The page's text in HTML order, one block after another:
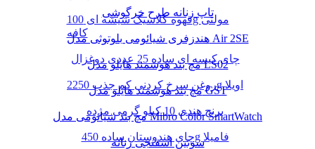
قهوه کلاسیک شیشه ای 100g مولتی
کافه
چای کیسه ای ساده 25 عددی دوغزال
روغن سرخ کردنی کم جذب 2250g اویلا
برنج هندی 10 کیلو گرمی مژده
چای هندوستان ساده 450g فامیلا
تاپ زنانه طرح خرگوشی
هندزفری شیائومی بلوتوثی مدل Air 2SE
مچ بند هوشمند هایلو مدل LS02
مچ بند هوشمند هایلو مدل GST
مچ بند شیائومی مدل Mibro Color SmartWatch
سوتین اسفنجی زنانه